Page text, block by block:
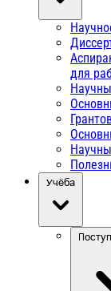
для
Учёба